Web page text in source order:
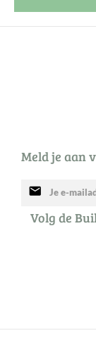
Meld je aan
mail
Volg de